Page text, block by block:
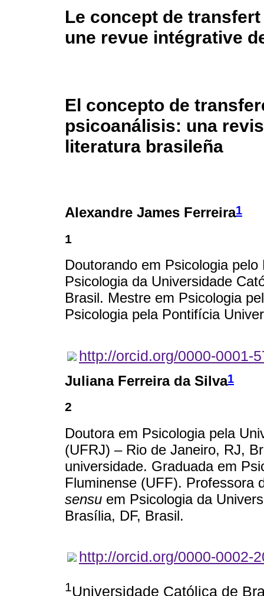
Le concept de
une revue intégrative
El concepto de
psicoanálisis: una
literatura brasileña
Alexandre James Ferreira1
1
Doutorando em Psicologia
Psicologia da Universidade
Brasil. Mestre em Psicologia
Psicologia pela Pontifícia
http://orcid.org/0000-0001-
Juliana Ferreira da Silva1
2
Doutora em Psicologia pela
(UFRJ) – Rio de Janeiro, RJ,
universidade. Graduada em
Fluminense (UFF). Professora
sensu em Psicologia da
Brasília, DF, Brasil.
http://orcid.org/0000-0002-
1Universidade Católica de